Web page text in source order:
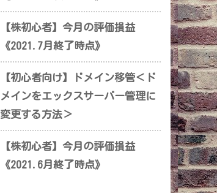
【株初心者】今月の評価損益
《2021.7月終了時点》
【初心者向け】ドメイン移管＜ド
メインをエックスサーバー管理に
変更する方法＞
【株初心者】今月の評価損益
《2021.6月終了時点》